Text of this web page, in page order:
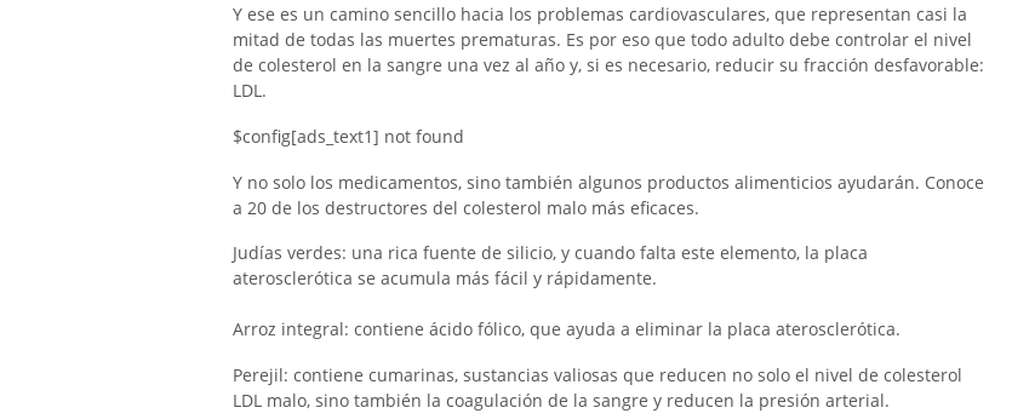
Y ese es un camino sencillo hacia los problemas cardiovasculares, que representan casi la
mitad de todas las muertes prematuras. Es por eso que todo adulto debe controlar el nivel
de colesterol en la sangre una vez al año y, si es necesario, reducir su fracción desfavorable:
LDL.
$config[ads_text1] not found
Y no solo los medicamentos, sino también algunos productos alimenticios ayudarán. Conoce
a 20 de los destructores del colesterol malo más eficaces.
Judías verdes: una rica fuente de silicio, y cuando falta este elemento, la placa
aterosclerótica se acumula más fácil y rápidamente.
Arroz integral: contiene ácido fólico, que ayuda a eliminar la placa aterosclerótica.
Perejil: contiene cumarinas, sustancias valiosas que reducen no solo el nivel de colesterol
LDL malo, sino también la coagulación de la sangre y reducen la presión arterial.